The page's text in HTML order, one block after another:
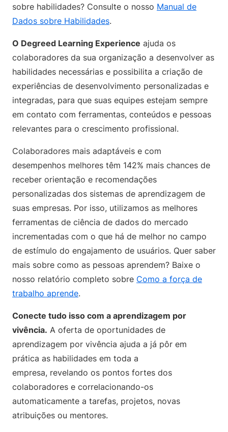
sobre habilidades? Consulte o nosso Manual de
Dados sobre Habilidades.
O Degreed Learning Experience ajuda os
colaboradores da sua organização a desenvolver as
habilidades necessárias e possibilita a criação de
experiências de desenvolvimento personalizadas e
integradas, para que suas equipes estejam sempre
em contato com ferramentas, conteúdos e pessoas
relevantes para o crescimento profissional.
Colaboradores mais adaptáveis e com
desempenhos melhores têm 142% mais chances de
receber orientação e recomendações
personalizadas dos sistemas de aprendizagem de
suas empresas. Por isso, utilizamos as melhores
ferramentas de ciência de dados do mercado
incrementadas com o que há de melhor no campo
de estímulo do engajamento de usuários. Quer saber
mais sobre como as pessoas aprendem? Baixe o
nosso relatório completo sobre Como a força de
trabalho aprende.
Conecte tudo isso com a aprendizagem por
vivência. A oferta de oportunidades de
aprendizagem por vivência ajuda a já pôr em
prática as habilidades em toda a
empresa, revelando os pontos fortes dos
colaboradores e correlacionando-os
automaticamente a tarefas, projetos, novas
atribuições ou mentores.